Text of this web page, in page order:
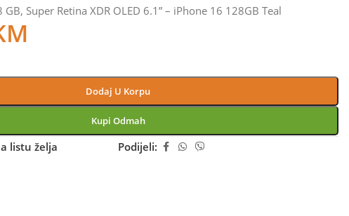
Super Retina XDR OLED 6.1” – iPhone 16 128GB Teal
Dodaj U Korpu
Kupi Odmah
listu želja Podijeli: